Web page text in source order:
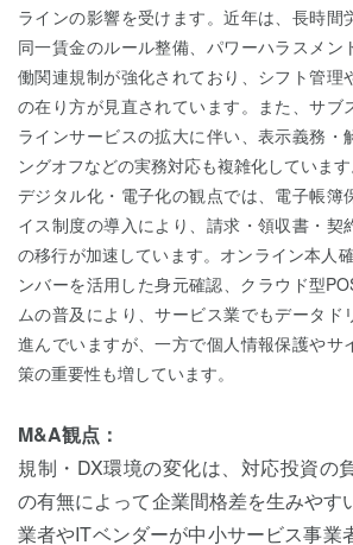
ラインの影響を受けます。近年は、長時間
同一賃金のルール整備、パワーハラスメン
働関連規制が強化されており、シフト管理
の在り方が見直されています。また、サブ
ラインサービスの拡大に伴い、表示義務・
ングオフなどの実務対応も複雑化しています
デジタル化・電子化の観点では、電子帳簿
イス制度の導入により、請求・領収書・契
の移行が加速しています。オンライン本人
ンバーを活用した身元確認、クラウド型
ムの普及により、サービス業でもデータド
進んでいますが、一方で個人情報保護やサ
策の重要性も増しています。
M&A観点：
規制・DX環境の変化は、対応投資の
の有無によって企業間格差を生みやす
業者やITベンダーが中小サービス事業